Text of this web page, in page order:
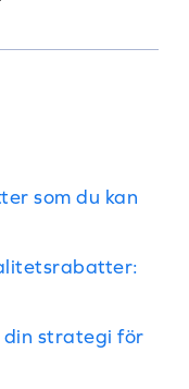
som du kan
din strategi för